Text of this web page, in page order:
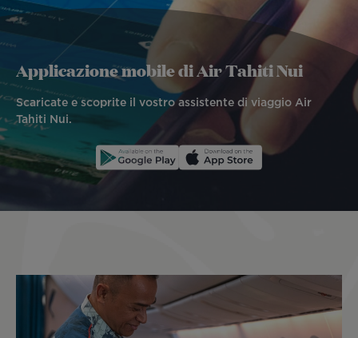
Applicazione mobile di Air Tahiti Nui
Scaricate e scoprite il vostro assistente di viaggio Air
Tahiti Nui.